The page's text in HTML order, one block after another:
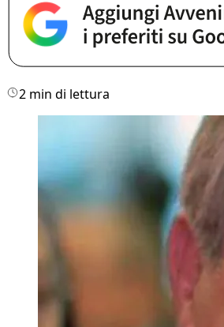
2 min di lettura